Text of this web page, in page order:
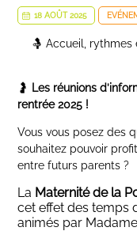
18 AOÛT 2025
🤱 Accueil, rythmes
🤰 Les réunions
rentrée 2025 !
Vous vous posez des
souhaitez pouvoir
entre futurs parents ?
La Maternité de la
cet effet des temps
animés par